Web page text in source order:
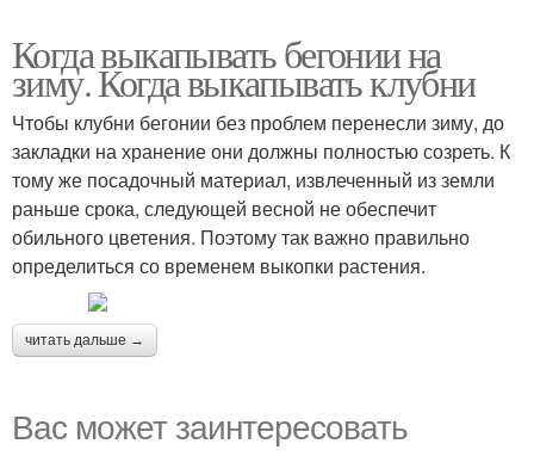
Когда выкапывать бегонии на
зиму. Когда выкапывать клубни
Чтобы клубни бегонии без проблем перенесли зиму, до
закладки на хранение они должны полностью созреть. К
тому же посадочный материал, извлеченный из земли
раньше срока, следующей весной не обеспечит
обильного цветения. Поэтому так важно правильно
определиться со временем выкопки растения.
читать дальше →
Вас может заинтересовать